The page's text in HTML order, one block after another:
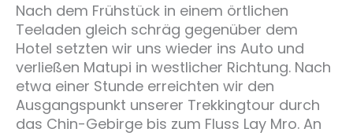
Nach dem Frühstück in einem örtlichen
Teeladen gleich schräg gegenüber dem
Hotel setzten wir uns wieder ins Auto und
verließen Matupi in westlicher Richtung. Nach
etwa einer Stunde erreichten wir den
Ausgangspunkt unserer Trekkingtour durch
das Chin-Gebirge bis zum Fluss Lay Mro. An